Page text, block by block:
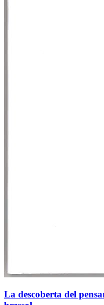
La descoberta del